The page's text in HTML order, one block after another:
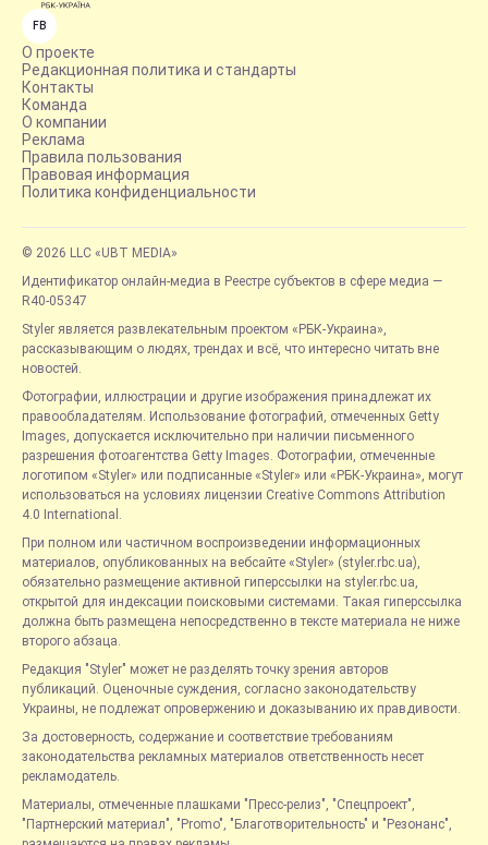
FB
О проекте
Редакционная политика и стандарты
Контакты
Команда
О компании
Реклама
Правила пользования
Правовая информация
Политика конфиденциальности
© 2026 LLC «UBT MEDIA»
Идентификатор онлайн-медиа в Реестре субъектов в сфере медиа —
R40-05347
Styler является развлекательным проектом «РБК-Украина»,
рассказывающим о людях, трендах и всё, что интересно читать вне
новостей.
Фотографии, иллюстрации и другие изображения принадлежат их
правообладателям. Использование фотографий, отмеченных Getty
Images, допускается исключительно при наличии письменного
разрешения фотоагентства Getty Images. Фотографии, отмеченные
логотипом «Styler» или подписанные «Styler» или «РБК-Украина», могут
использоваться на условиях лицензии Creative Commons Attribution
4.0 International.
При полном или частичном воспроизведении информационных
материалов, опубликованных на вебсайте «Styler» (styler.rbc.ua),
обязательно размещение активной гиперссылки на styler.rbc.ua,
открытой для индексации поисковыми системами. Такая гиперссылка
должна быть размещена непосредственно в тексте материала не ниже
второго абзаца.
Редакция "Styler" может не разделять точку зрения авторов
публикаций. Оценочные суждения, согласно законодательству
Украины, не подлежат опровержению и доказыванию их правдивости.
За достоверность, содержание и соответствие требованиям
законодательства рекламных материалов ответственность несет
рекламодатель.
Материалы, отмеченные плашками "Пресс-релиз", "Спецпроект",
"Партнерский материал", "Promo", "Благотворительность" и "Резонанс",